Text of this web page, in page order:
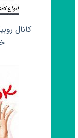
کانال